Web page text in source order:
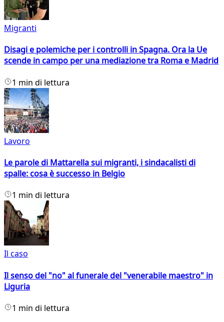
Migranti
Disagi e polemiche per i controlli in Spagna. Ora la Ue
scende in campo per una mediazione tra Roma e Madrid
1 min di lettura
Lavoro
Le parole di Mattarella sui migranti, i sindacalisti di
spalle: cosa è successo in Belgio
1 min di lettura
Il caso
Il senso del "no" al funerale del "venerabile maestro" in
Liguria
1 min di lettura